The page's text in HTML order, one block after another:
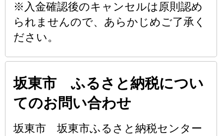
※入金確認後のキャンセルは原則認め
られませんので、あらかじめご了承く
ださい。
坂東市 ふるさと納税につい
てのお問い合わせ
坂東市 坂東市ふるさと納税センター